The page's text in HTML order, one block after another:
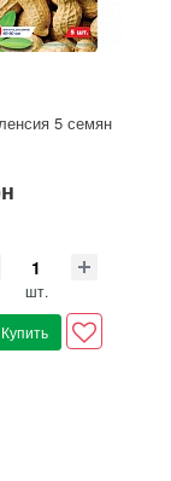
5 семян
шт.